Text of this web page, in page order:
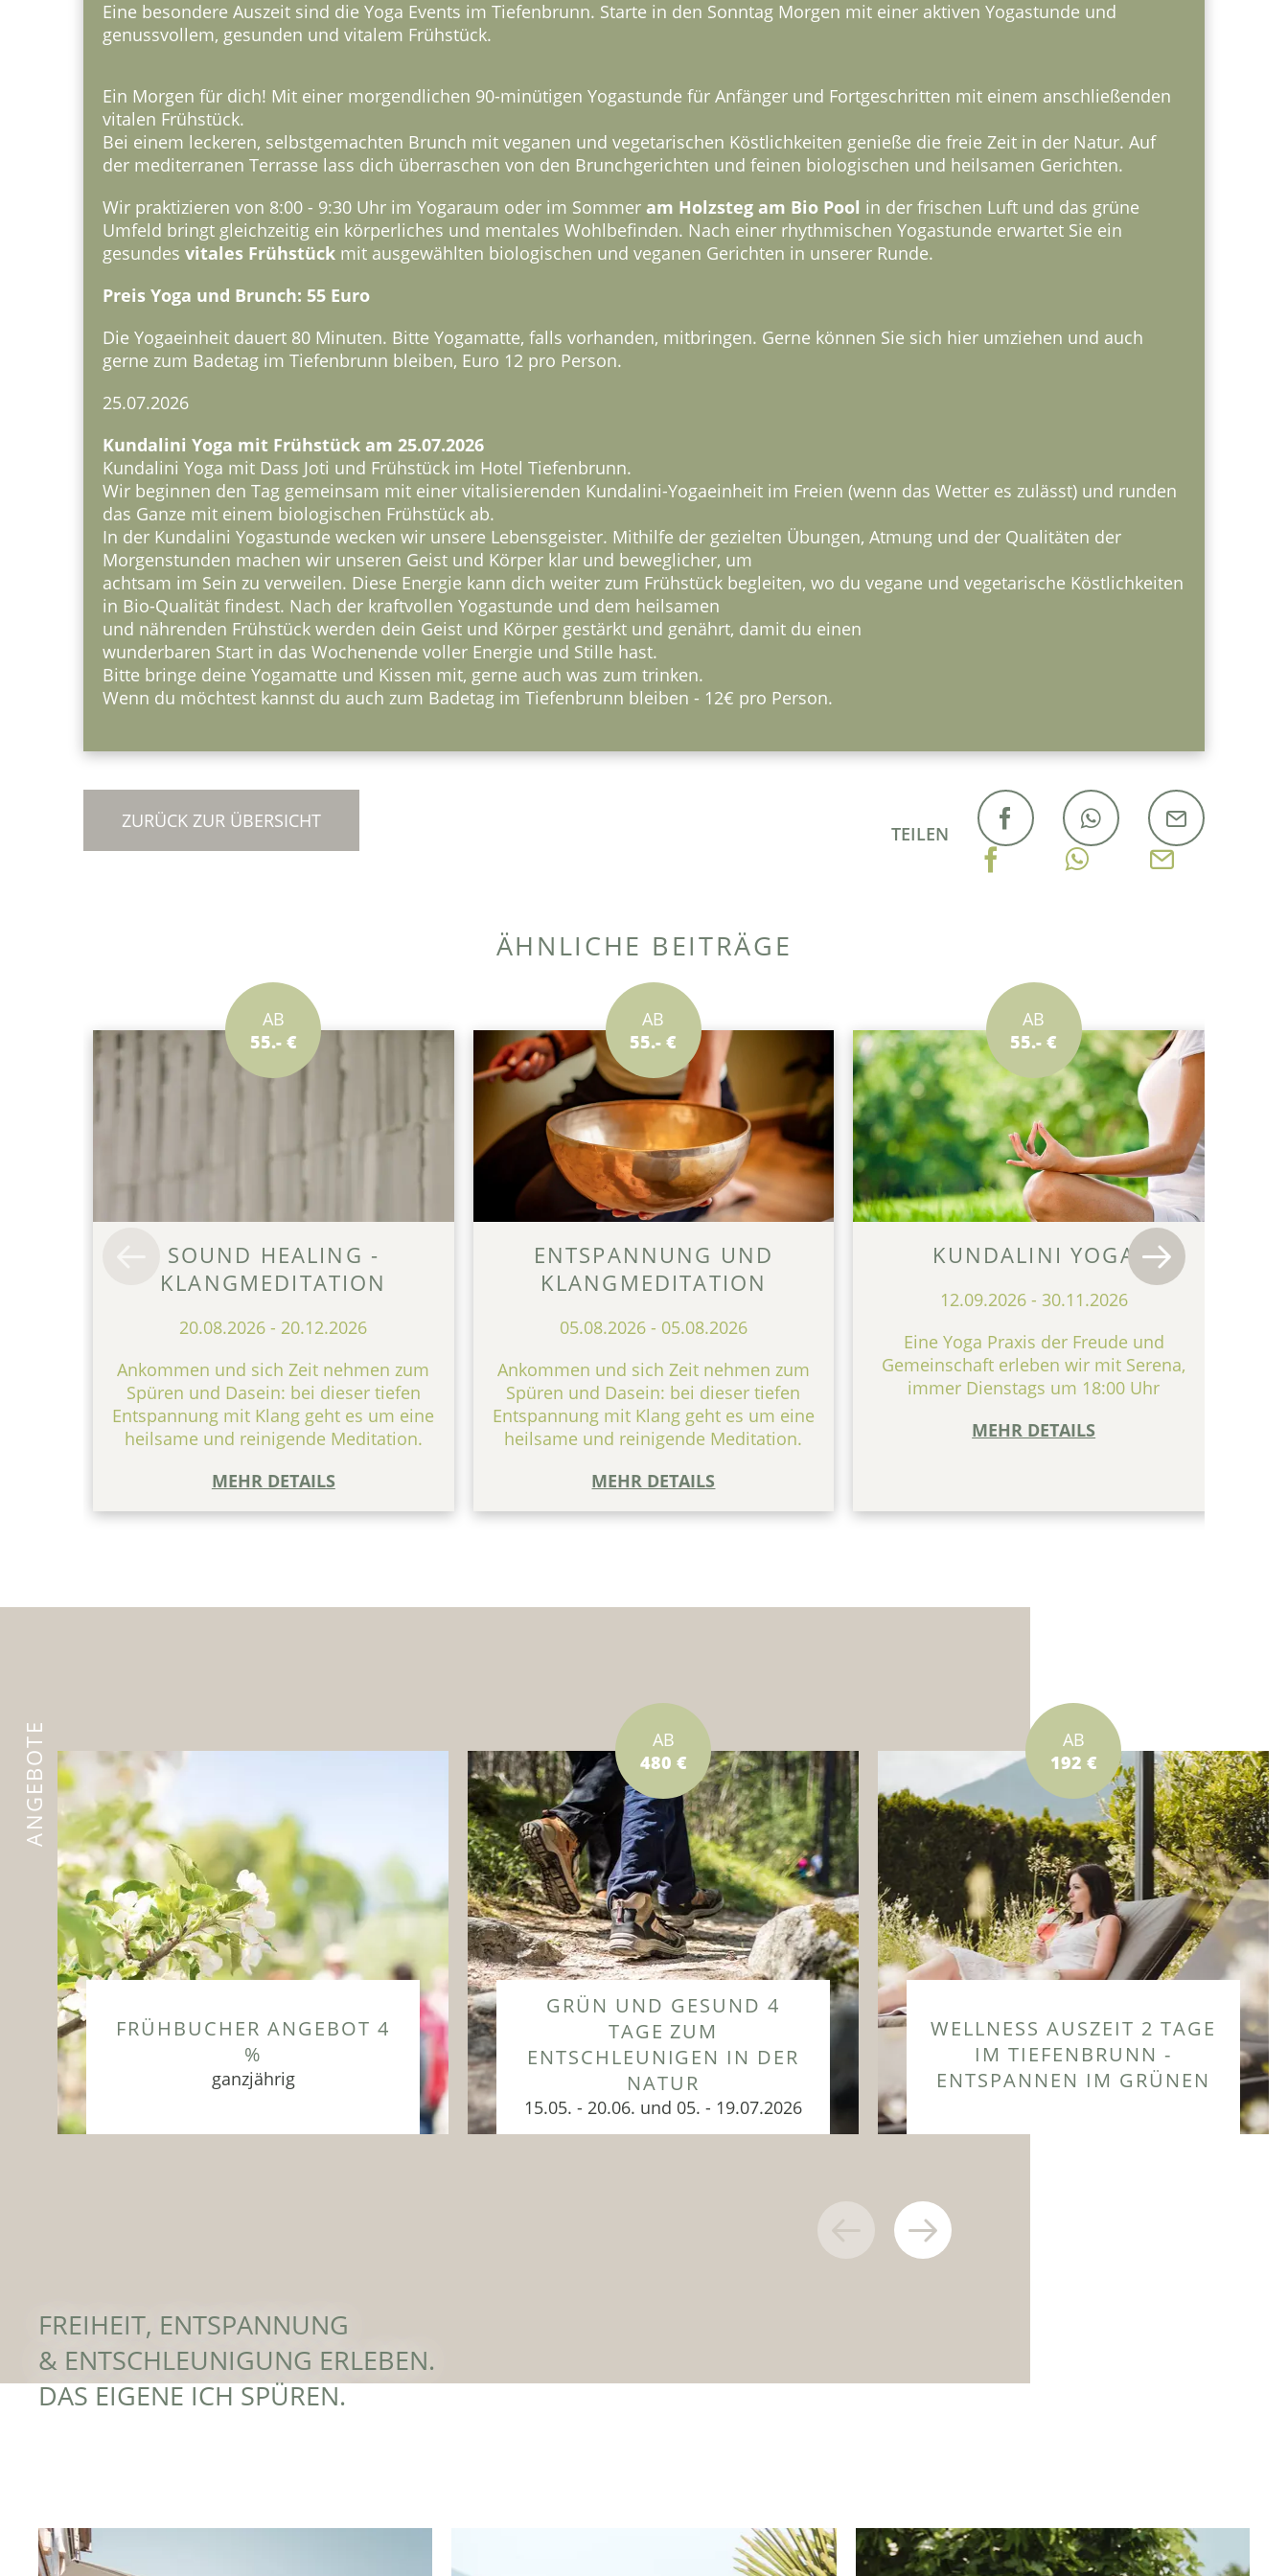
Eine besondere Auszeit sind die Yoga Events im Tiefenbrunn. Starte in den Sonntag Morgen mit einer aktiven Yogastunde und
genussvollem, gesunden und vitalem Frühstück.
Ein Morgen für dich! Mit einer morgendlichen 90-minütigen Yogastunde für Anfänger und Fortgeschritten mit einem anschließenden
vitalen Frühstück.
Bei einem leckeren, selbstgemachten Brunch mit veganen und vegetarischen Köstlichkeiten genieße die freie Zeit in der Natur. Auf
der mediterranen Terrasse lass dich überraschen von den Brunchgerichten und feinen biologischen und heilsamen Gerichten.
Wir praktizieren von 8:00 - 9:30 Uhr im Yogaraum oder im Sommer am Holzsteg am Bio Pool in der frischen Luft und das grüne
Umfeld bringt gleichzeitig ein körperliches und mentales Wohlbefinden. Nach einer rhythmischen Yogastunde erwartet Sie ein
gesundes vitales Frühstück mit ausgewählten biologischen und veganen Gerichten in unserer Runde.
Preis Yoga und Brunch: 55 Euro
Die Yogaeinheit dauert 80 Minuten. Bitte Yogamatte, falls vorhanden, mitbringen. Gerne können Sie sich hier umziehen und auch
gerne zum Badetag im Tiefenbrunn bleiben, Euro 12 pro Person.
25.07.2026
Kundalini Yoga mit Frühstück am 25.07.2026
Kundalini Yoga mit Dass Joti und Frühstück im Hotel Tiefenbrunn.
Wir beginnen den Tag gemeinsam mit einer vitalisierenden Kundalini-Yogaeinheit im Freien (wenn das Wetter es zulässt) und runden
das Ganze mit einem biologischen Frühstück ab.
In der Kundalini Yogastunde wecken wir unsere Lebensgeister. Mithilfe der gezielten Übungen, Atmung und der Qualitäten der
Morgenstunden machen wir unseren Geist und Körper klar und beweglicher, um
achtsam im Sein zu verweilen. Diese Energie kann dich weiter zum Frühstück begleiten, wo du vegane und vegetarische Köstlichkeiten
in Bio-Qualität findest. Nach der kraftvollen Yogastunde und dem heilsamen
und nährenden Frühstück werden dein Geist und Körper gestärkt und genährt, damit du einen
wunderbaren Start in das Wochenende voller Energie und Stille hast.
Bitte bringe deine Yogamatte und Kissen mit, gerne auch was zum trinken.
Wenn du möchtest kannst du auch zum Badetag im Tiefenbrunn bleiben - 12€ pro Person.
ZURÜCK ZUR ÜBERSICHT
TEILEN
ÄHNLICHE BEITRÄGE
AB
55.- €
SOUND HEALING -
KLANGMEDITATION
20.08.2026- 20.12.2026
Ankommen und sich Zeit nehmen zum
Spüren und Dasein: bei dieser tiefen
Entspannung mit Klang geht es um eine
heilsame und reinigende Meditation.
MEHR DETAILS
AB
55.- €
ENTSPANNUNG UND
KLANGMEDITATION
05.08.2026 - 05.08.2026
Ankommen und sich Zeit nehmen zum
Spüren und Dasein: bei dieser tiefen
Entspannung mit Klang geht es um eine
heilsame und reinigende Meditation.
MEHR DETAILS
AB
55.- €
KUNDALINI YOGA
12.09.2026 - 30.11.2026
Eine Yoga Praxis der Freude und
Gemeinschaft erleben wir mit Serena,
immer Dienstags um 18:00 Uhr
MEHR DETAILS
ANGEBOTE
FRÜHBUCHER ANGEBOT 4
%
ganzjährig
AB
480 €
GRÜN UND GESUND 4
TAGE ZUM
ENTSCHLEUNIGEN IN DER
NATUR
15.05. - 20.06. und 05. - 19.07.2026
AB
192 €
WELLNESS AUSZEIT 2 TAGE
IM TIEFENBRUNN -
ENTSPANNEN IM GRÜNEN
FREIHEIT, ENTSPANNUNG
& ENTSCHLEUNIGUNG ERLEBEN.
DAS EIGENE ICH SPÜREN.